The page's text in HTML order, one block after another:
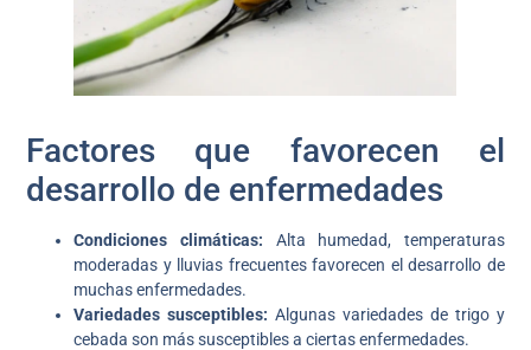
Factores que favorecen el
desarrollo de enfermedades
Condiciones climáticas: Alta humedad, temperaturas
moderadas y lluvias frecuentes favorecen el desarrollo de
muchas enfermedades.
Variedades susceptibles: Algunas variedades de trigo y
cebada son más susceptibles a ciertas enfermedades.